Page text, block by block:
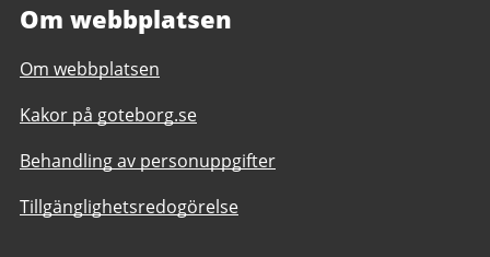
Om webbplatsen
Om webbplatsen
Kakor på goteborg.se
Behandling av personuppgifter
Tillgänglighetsredogörelse